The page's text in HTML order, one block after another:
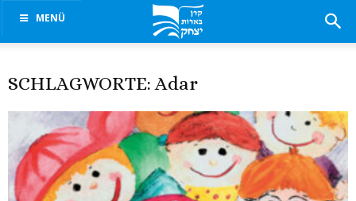
MENÜ
SCHLAGWORTE: Adar